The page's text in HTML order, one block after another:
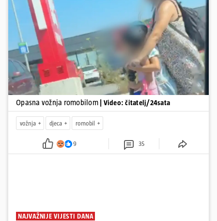
Pokretanje videa...
Opasna vožnja romobilom | Video: čitatelj/24sata
vožnja djeca romobil
9 35
NAJVAŽNIJE VIJESTI DANA